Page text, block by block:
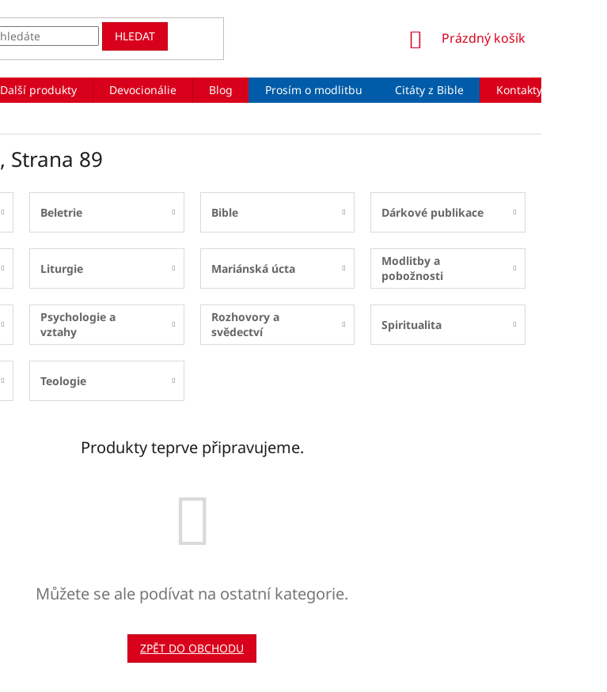
HLEDAT
NÁKUPNÍ
Prázdný košík
Další produkty Devocionálie Blog Prosím o modlitbu Citáty z Bible Kontakty
, Strana 89
Beletrie Bible Dárkové publikace
Liturgie Mariánská úcta
Modlitby a
pobožnosti
Psychologie a
vztahy
Rozhovory a
svědectví
Spiritualita
Teologie
Produkty teprve připravujeme.
Můžete se ale podívat na ostatní kategorie.
ZPĚT DO OBCHODU